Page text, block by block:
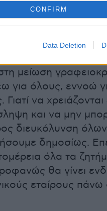
CONFIRM
Data Deletion
ανέφερε ότι
μείωση
για όλους, εννοώ
Γιατί να
και να μην
διευκόλυνση
δημοσίως.
όλα τα
θα γίνει
εταίρους